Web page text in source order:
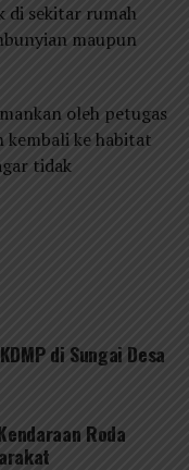
di sekitar rumah
maupun
oleh petugas
kembali ke habitat
tidak
di Sungai Desa
Roda